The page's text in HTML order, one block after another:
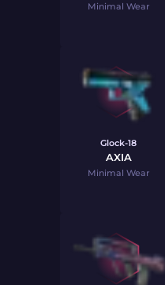
Minimal Wear
Glock-18
AXIA
Minimal Wear